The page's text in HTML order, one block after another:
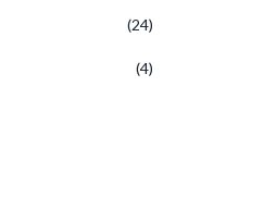
(24)
(4)